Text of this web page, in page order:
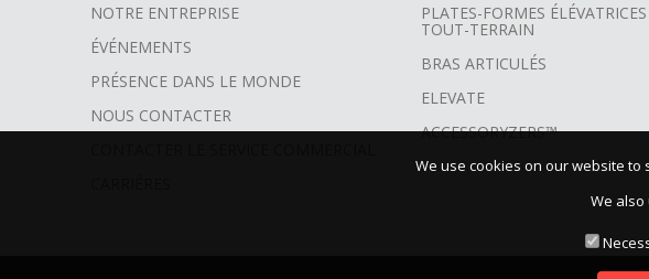
FOOTER
MENU
NOTRE ENTREPRISE
ÉVÉNEMENTS
PRÉSENCE DANS LE MONDE
NOUS CONTACTER
PLATES-FORMES
TOUT-TERRAIN
BRAS ARTICULÉS
ELEVATE
ACCESSORYZERS™
We use cookies on our website
We also